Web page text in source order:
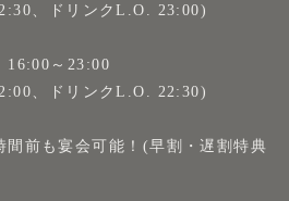
、ドリンクL.O. 23:00)
～23:00
、ドリンクL.O. 22:30)
前も宴会可能！(早割・遅割特典